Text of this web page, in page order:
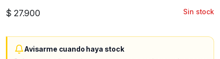
$ 27.900 Sin stock
Avisarme cuando haya stock